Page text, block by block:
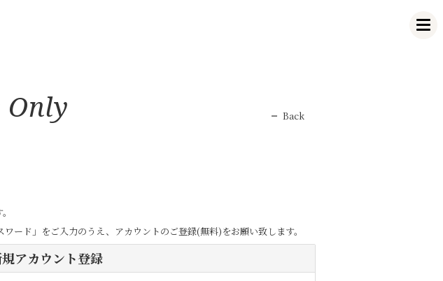
Only Back
ード」をご入力のうえ、アカウントのご登録(無料)をお願い致します。
アカウント登録